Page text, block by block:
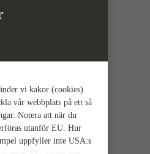
vi kakor (cookies)
vår webbplats på ett så
Notera att när du
utanför EU. Hur
uppfyller inte USA:s